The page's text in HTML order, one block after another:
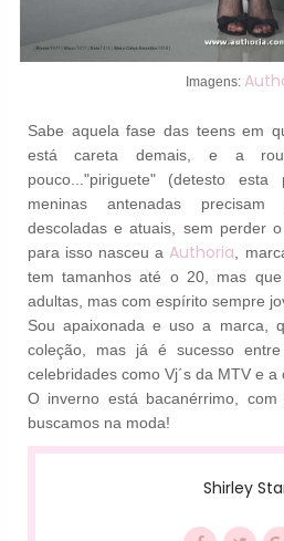
Imagens:
Sabe aquela fase das teens em
está careta demais, e a
pouco..."piriguete" (detesto esta
meninas antenadas
descoladas e atuais, sem perder
para isso nasceu a Authoria ,
tem tamanhos até o 20, mas
adultas, mas com espírito sempre
Sou apaixonada e uso a marca,
coleção, mas já é sucesso
celebridades como Vj´s da MTV e a
O inverno está bacanérrimo,
buscamos na moda!
Shirley